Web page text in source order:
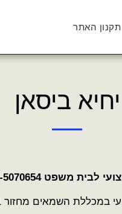
תקנון האתר
יחיא ביסאן
משפט 050-5070654
השמאים מחזור 18/2021